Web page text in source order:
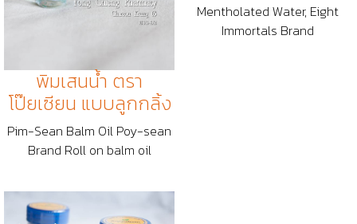
พิมเสนน้ำ ตรา
โป๊ยเซียน แบบลูกกลิ้ง
Pim-Sean Balm Oil Poy-sean
Brand Roll on balm oil
Mentholated Water, Eight
Immortals Brand